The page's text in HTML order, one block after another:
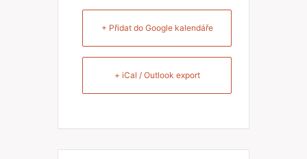
+ Přidat do Google kalendáře
+ iCal / Outlook export